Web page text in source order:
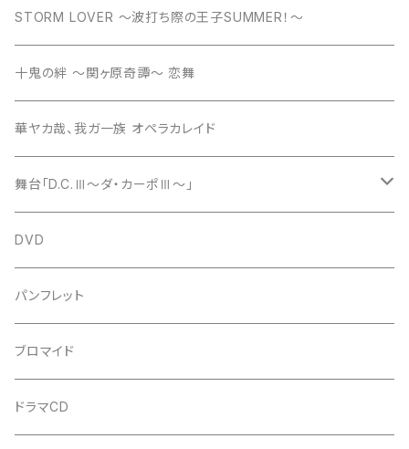
STORM LOVER ～波打ち際の王子SUMMER！～
十鬼の絆 ～関ヶ原奇譚～ 恋舞
華ヤカ哉、我ガ一族 オペラカレイド
舞台「D.C.Ⅲ～ダ・カーポⅢ～」
舞台「D.C.Ⅲ～ダ・カーポⅢ～ミライへの伝言」
舞台『D.C.III～ダ・カーポIII～君と旅する時の魔法』
DVD
パンフレット
ブロマイド
ドラマCD